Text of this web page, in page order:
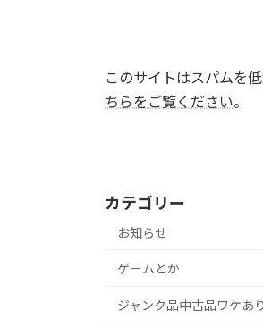
このサイトはスパムを
ちらをご覧ください。
カテゴリー
お知らせ
ゲームとか
ジャンク品中古品ワケあ